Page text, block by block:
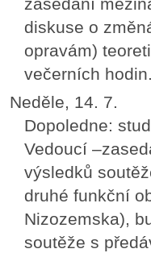
diskuse o
opravám)
večerních
Neděle, 14. 7.
Dopoledne:
Vedoucí
výsledků
druhé funkční
Nizozemska),
soutěže s